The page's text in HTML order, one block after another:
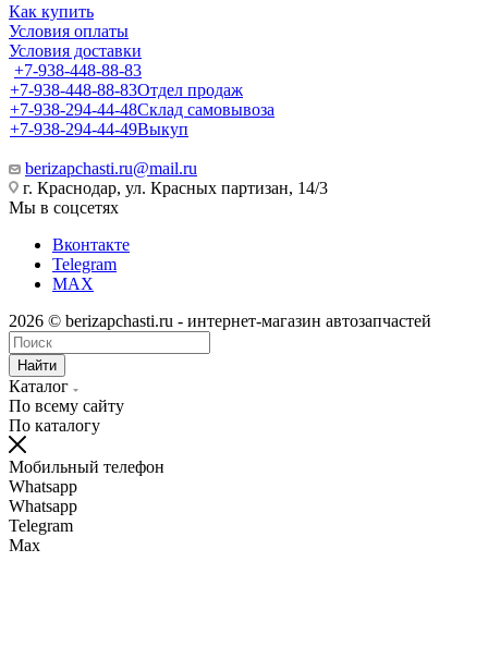
Как купить
Условия оплаты
Условия доставки
+7-938-448-88-83
+7-938-448-88-83Отдел продаж
+7-938-294-44-48Склад самовывоза
+7-938-294-44-49Выкуп
berizapchasti.ru@mail.ru
г. Краснодар, ул. Красных партизан, 14/3
Мы в соцсетях
Вконтакте
Telegram
MAX
2026 © berizapchasti.ru - интернет-магазин автозапчастей
Найти
Каталог
По всему сайту
По каталогу
Мобильный телефон
Whatsapp
Whatsapp
Telegram
Max